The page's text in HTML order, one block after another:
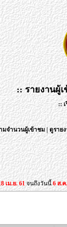
:: รายงานผู้
::
มจำนวนผู้เข้าชม ดูราย
เม.ย. 61จนถึงวันนี้6 ส.ค